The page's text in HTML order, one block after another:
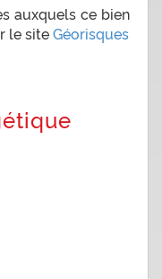
auxquels ce bien
le siteGéorisques